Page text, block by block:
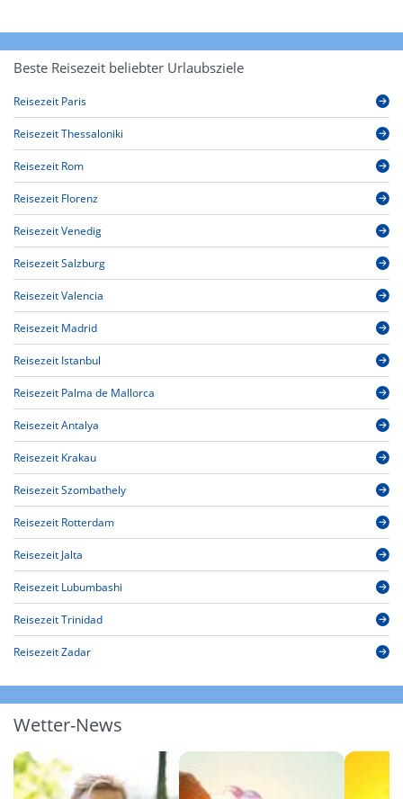
Beste Reisezeit beliebter Urlaubsziele
Reisezeit Paris
Reisezeit Thessaloniki
Reisezeit Rom
Reisezeit Florenz
Reisezeit Venedig
Reisezeit Salzburg
Reisezeit Valencia
Reisezeit Madrid
Reisezeit Istanbul
Reisezeit Palma de Mallorca
Reisezeit Antalya
Reisezeit Krakau
Reisezeit Szombathely
Reisezeit Rotterdam
Reisezeit Jalta
Reisezeit Lubumbashi
Reisezeit Trinidad
Reisezeit Zadar
Wetter-News